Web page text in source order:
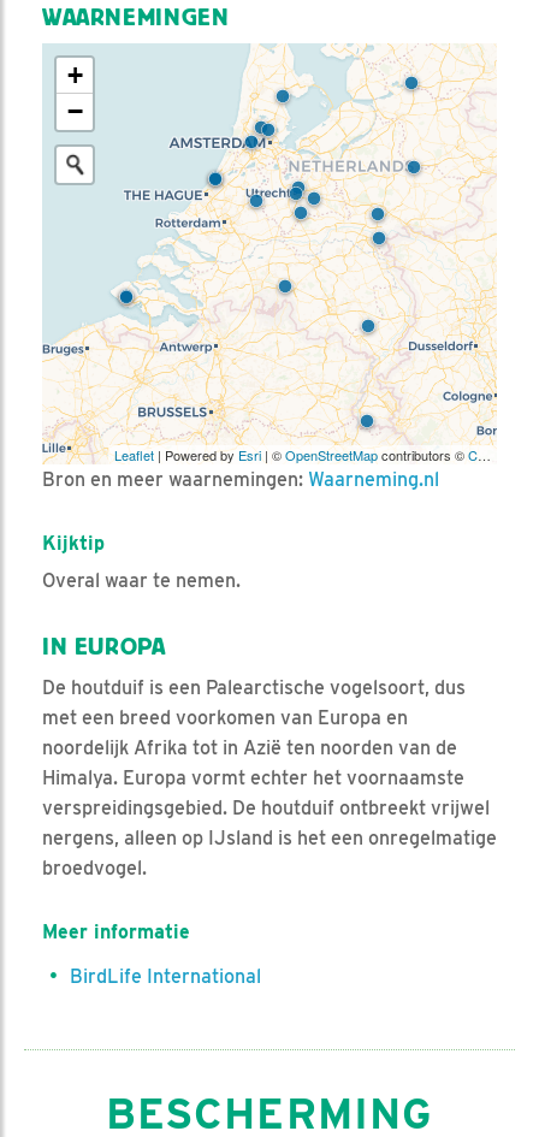
WAARNEMINGEN
+
−
Leaflet | Powered byEsri| ©OpenStreetMapcontributors ©CARTO
Bron en meer waarnemingen: Waarneming.nl
Kijktip
Overal waar te nemen.
IN EUROPA
De houtduif is een Palearctische vogelsoort, dus
met een breed voorkomen van Europa en
noordelijk Afrika tot in Azië ten noorden van de
Himalya. Europa vormt echter het voornaamste
verspreidingsgebied. De houtduif ontbreekt vrijwel
nergens, alleen op IJsland is het een onregelmatige
broedvogel.
Meer informatie
BirdLife International
BESCHERMING